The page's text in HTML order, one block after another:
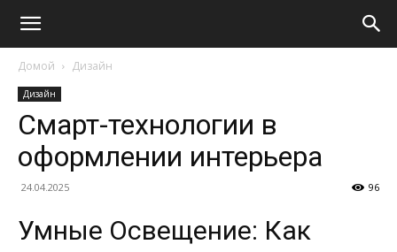
Домой Дизайн
Дизайн
Смарт-технологии в
оформлении интерьера
24.04.2025 96
Умные Освещение: Как